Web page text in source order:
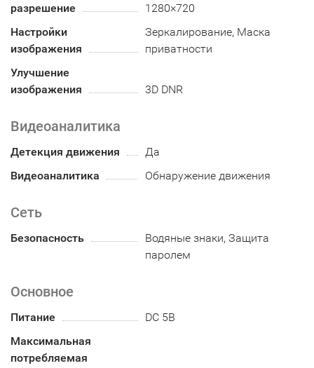
разрешение
1280×720
Настройки
изображения
Зеркалирование, Маска
приватности
Улучшение
изображения
3D DNR
Видеоаналитика
Детекция движения
Да
Видеоаналитика
Обнаружение движения
Сеть
Безопасность
Водяные знаки, Защита
паролем
Основное
Питание
DC 5В
Максимальная
потребляемая